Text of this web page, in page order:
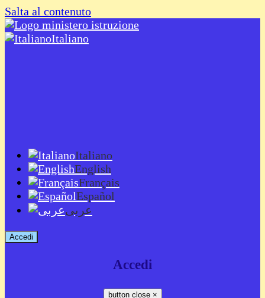
Salta al contenuto
Italiano
Italiano
English
Français
Español
عربى
Accedi
Accedi
button close ×